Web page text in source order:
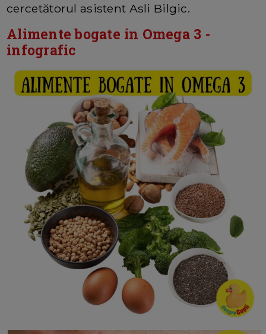
cercetătorul asistent Asli Bilgic.
Alimente bogate in Omega 3 -
infografic